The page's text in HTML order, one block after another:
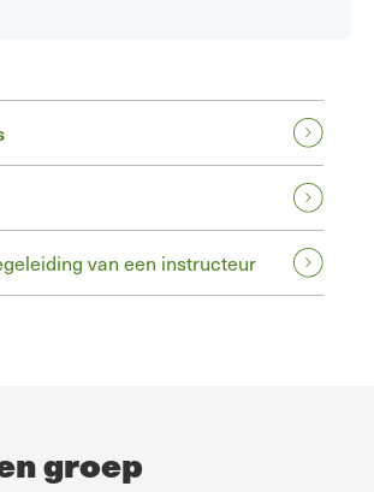
van een instructeur
groep